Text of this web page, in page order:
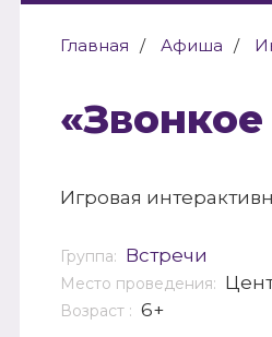
Главная Афиша
Игровая
Группа: Встречи
Место проведения:
Возраст : 6+